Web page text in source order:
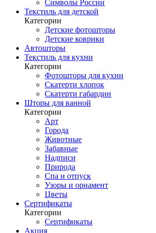
Символы России
Текстиль для детской
Категории
Детские фотошторы
Детские коврики
Автошторы
Текстиль для кухни
Категории
Фотошторы для кухни
Скатерти хлопок
Скатерти габардин
Шторы для ванной
Категории
Арт
Города
Животные
Забавные
Надписи
Природа
Спа и отпуск
Узоры и орнамент
Цветы
Сертификаты
Категории
Сертификаты
Акция